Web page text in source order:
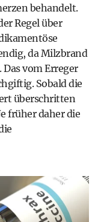
behandelt.
Regel über
da Milzbrand
vom Erreger
Sobald die
überschritten
früher daher die